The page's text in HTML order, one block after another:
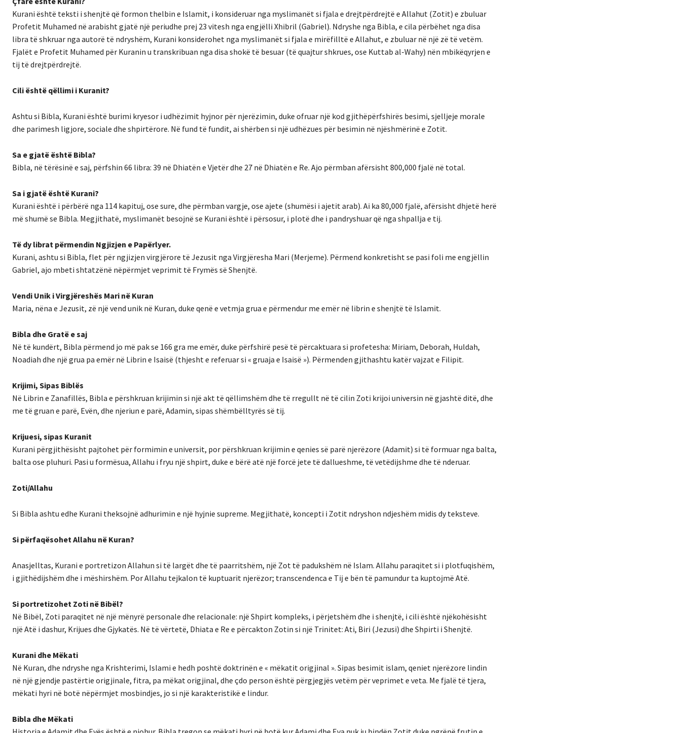
Kurani është teksti i shenjtë që formon thelbin e Islamit, i konsideruar nga myslimanët si fjala e drejtpërdrejtë e Allahut (Zotit) e zbuluar
Profetit Muhamed në arabisht gjatë një periudhe prej 23 vitesh nga engjëlli Xhibril (Gabriel). Ndryshe nga Bibla, e cila përbëhet nga disa
libra të shkruar nga autorë të ndryshëm, Kurani konsiderohet nga myslimanët si fjala e mirëfilltë e Allahut, e zbuluar në një zë të vetëm.
Fjalët e Profetit Muhamed për Kuranin u transkribuan nga disa shokë të besuar (të quajtur shkrues, ose Kuttab al-Wahy) nën mbikëqyrjen e
tij të drejtpërdrejtë.
Cili është qëllimi i Kuranit?
Ashtu si Bibla, Kurani është burimi kryesor i udhëzimit hyjnor për njerëzimin, duke ofruar një kod gjithëpërfshirës besimi, sjelljeje morale
dhe parimesh ligjore, sociale dhe shpirtërore. Në fund të fundit, ai shërben si një udhëzues për besimin në njëshmërinë e Zotit.
Sa e gjatë është Bibla?
Bibla, në tërësinë e saj, përfshin 66 libra: 39 në Dhiatën e Vjetër dhe 27 në Dhiatën e Re. Ajo përmban afërsisht 800,000 fjalë në total.
Sa i gjatë është Kurani?
Kurani është i përbërë nga 114 kapituj, ose sure, dhe përmban vargje, ose ajete (shumësi i ajetit arab). Ai ka 80,000 fjalë, afërsisht dhjetë herë
më shumë se Bibla. Megjithatë, myslimanët besojnë se Kurani është i përsosur, i plotë dhe i pandryshuar që nga shpallja e tij.
Të dy librat përmendin Ngjizjen e Papërlyer.
Kurani, ashtu si Bibla, flet për ngjizjen virgjërore të Jezusit nga Virgjëresha Mari (Merjeme). Përmend konkretisht se pasi foli me engjëllin
Gabriel, ajo mbeti shtatzënë nëpërmjet veprimit të Frymës së Shenjtë.
Vendi Unik i Virgjëreshës Mari në Kuran
Maria, nëna e Jezusit, zë një vend unik në Kuran, duke qenë e vetmja grua e përmendur me emër në librin e shenjtë të Islamit.
Bibla dhe Gratë e saj
Në të kundërt, Bibla përmend jo më pak se 166 gra me emër, duke përfshirë pesë të përcaktuara si profetesha: Miriam, Deborah, Huldah,
Noadiah dhe një grua pa emër në Librin e Isaisë (thjesht e referuar si « gruaja e Isaisë »). Përmenden gjithashtu katër vajzat e Filipit.
Krijimi, Sipas Biblës
Në Librin e Zanafillës, Bibla e përshkruan krijimin si një akt të qëllimshëm dhe të rregullt në të cilin Zoti krijoi universin në gjashtë ditë, dhe
me të gruan e parë, Evën, dhe njeriun e parë, Adamin, sipas shëmbëlltyrës së tij.
Krijuesi, sipas Kuranit
Kurani përgjithësisht pajtohet për formimin e universit, por përshkruan krijimin e qenies së parë njerëzore (Adamit) si të formuar nga balta,
balta ose pluhuri. Pasi u formësua, Allahu i fryu një shpirt, duke e bërë atë një forcë jete të dallueshme, të vetëdijshme dhe të nderuar.
Zoti/Allahu
Si Bibla ashtu edhe Kurani theksojnë adhurimin e një hyjnie supreme. Megjithatë, koncepti i Zotit ndryshon ndjeshëm midis dy teksteve.
Si përfaqësohet Allahu në Kuran?
Anasjelltas, Kurani e portretizon Allahun si të largët dhe të paarritshëm, një Zot të padukshëm në Islam. Allahu paraqitet si i plotfuqishëm,
i gjithëdijshëm dhe i mëshirshëm. Por Allahu tejkalon të kuptuarit njerëzor; transcendenca e Tij e bën të pamundur ta kuptojmë Atë.
Si portretizohet Zoti në Bibël?
Në Bibël, Zoti paraqitet në një mënyrë personale dhe relacionale: një Shpirt kompleks, i përjetshëm dhe i shenjtë, i cili është njëkohësisht
një Atë i dashur, Krijues dhe Gjykatës. Në të vërtetë, Dhiata e Re e përcakton Zotin si një Trinitet: Ati, Biri (Jezusi) dhe Shpirti i Shenjtë.
Kurani dhe Mëkati
Në Kuran, dhe ndryshe nga Krishterimi, Islami e hedh poshtë doktrinën e « mëkatit origjinal ». Sipas besimit islam, qeniet njerëzore lindin
në një gjendje pastërtie origjinale, fitra, pa mëkat origjinal, dhe çdo person është përgjegjës vetëm për veprimet e veta. Me fjalë të tjera,
mëkati hyri në botë nëpërmjet mosbindjes, jo si një karakteristikë e lindur.
Bibla dhe Mëkati